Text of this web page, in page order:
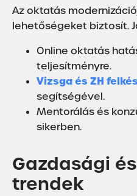
Az oktatás
lehetőségeket biztosít.
Online oktatás
teljesítményre.
Vizsga és ZH
segítségével.
Mentorálás és
sikerben.
Gazdasági
trendek